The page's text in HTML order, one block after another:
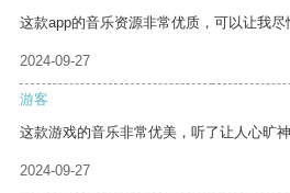
这款app的音乐资源非常优质，可以让我尽
2024-09-27
游客
这款游戏的音乐非常优美，听了让人心旷神
2024-09-27